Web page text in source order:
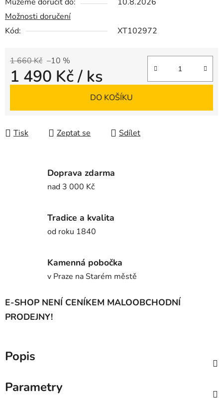
Možnosti doručení
Kód:
XT102972
1 660 Kč –10 %
1 490 Kč/ ks
DO KOŠÍKU
Tisk Zeptat se Sdílet
Doprava zdarma
nad 3 000 Kč
Tradice a kvalita
od roku 1840
Kamenná pobočka
v Praze na Starém městě
E-SHOP NENÍ CENÍKEM MALOOBCHODNÍ
PRODEJNY!
Popis
Parametry